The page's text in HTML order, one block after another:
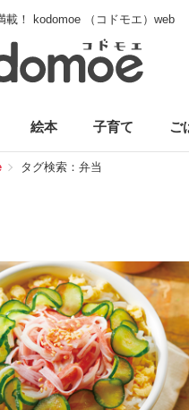
載！ kodomoe （コドモエ）web
絵本 子育て ご
タグ検索：弁当